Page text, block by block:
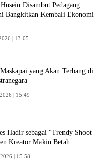
Disambut Pedagang
Bangkitkan Kembali Ekonomi
| 13:05
yang Akan Terbang di
| 15:49
Hadir sebagai “Trendy Shoot
Kreator Makin Betah
| 15:58